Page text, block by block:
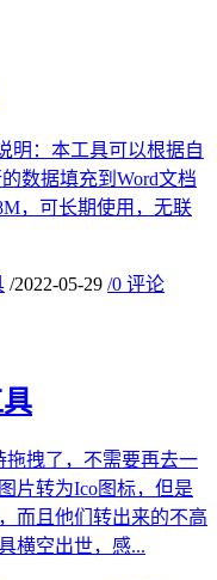
明：本工具可以根据自
数据填充到Word文档
，可长期使用，无联
/2022-05-29 /0 评论
拖拽了，不需要再去一
片转为Ico图标，但是
而且他们转出来的不高
横空出世，感...